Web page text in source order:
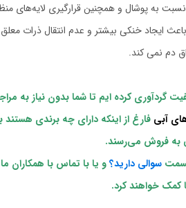
به پوشال و همچنین قرارگیری لایه‌های
خنکی بیشتر و عدم انتقال ذرات معلق
دم نمی کند.
گردآوری کرده ایم تا شما بدون نیاز
آبی فارغ از اینکه دارای چه برندی
به فروش می‌رسند.
سوالی دارید؟و یا با تماس با همکاران
کمک خواهند کرد.